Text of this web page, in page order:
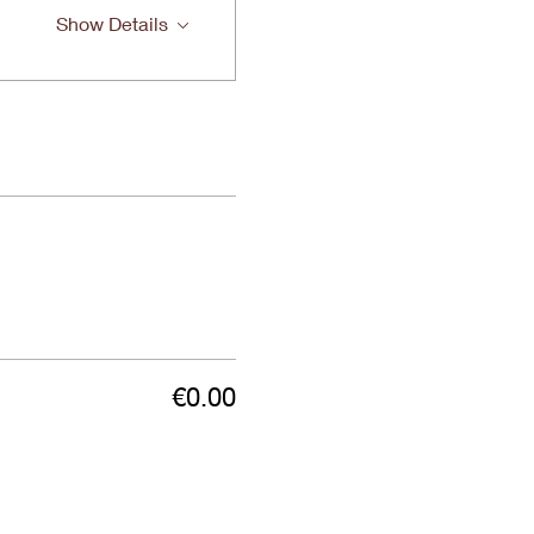
Show Details
€0.00